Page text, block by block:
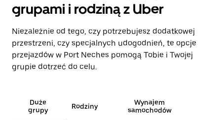
grupami i rodziną z Uber
Niezależnie od tego, czy potrzebujesz dodatkowej
przestrzeni, czy specjalnych udogodnień, te opcje
przejazdów w Port Neches pomogą Tobie i Twojej
grupie dotrzeć do celu.
Duże
grupy
Rodziny
Wynajem
samochodów